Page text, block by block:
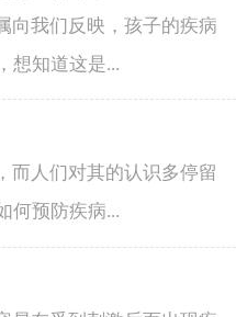
向我们反映，孩子的疾病
想知道这是...
而人们对其的认识多停留
何预防疾病...